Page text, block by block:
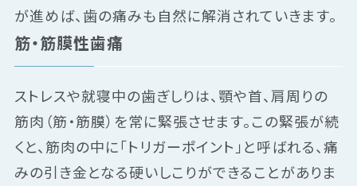
が進めば、歯の痛みも自然に解消されていきます。
筋・筋膜性歯痛
ストレスや就寝中の歯ぎしりは、顎や首、肩周りの
筋肉（筋・筋膜）を常に緊張させます。この緊張が続
くと、筋肉の中に「トリガーポイント」と呼ばれる、痛
みの引き金となる硬いしこりができることがありま